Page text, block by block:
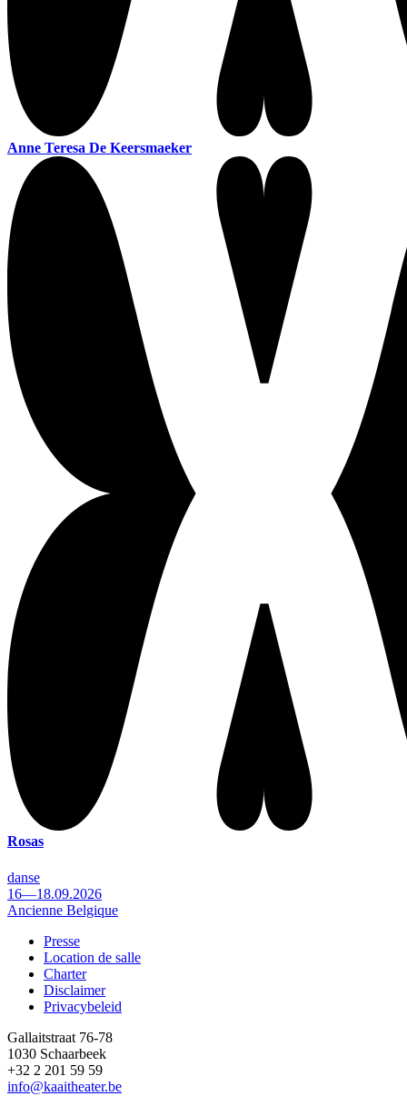
Anne Teresa De Keersmaeker
Rosas
danse
16—18.09.2026
Ancienne Belgique
Footer
Presse
Location de salle
Charter
Disclaimer
Privacybeleid
Gallaitstraat 76-78
1030 Schaarbeek
+32 2 201 59 59
info@kaaitheater.be